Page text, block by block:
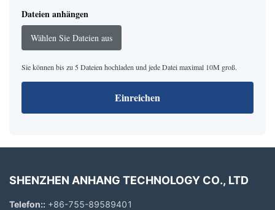
Dateien anhängen
Wählen Sie Dateien aus
Sie können bis zu 5 Dateien hochladen und jede Datei maximal 10M groß.
Einreichen
SHENZHEN ANHANG TECHNOLOGY CO., LTD
Telefon:: +86-755-89589401